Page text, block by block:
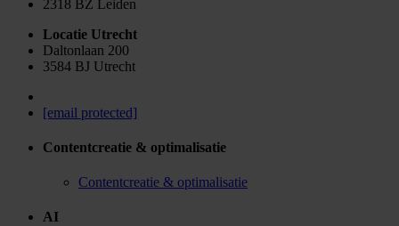
2318 BZ Leiden
Locatie Utrecht
Daltonlaan 200
3584 BJ Utrecht
[email protected]
Contentcreatie & optimalisatie
Contentcreatie & optimalisatie
AI